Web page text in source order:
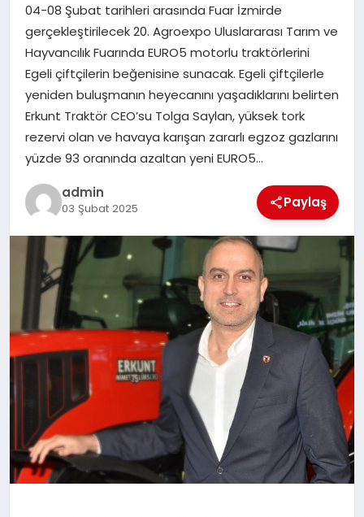
EKONOMI
SAĞLIK
DÜNYA
EĞITIM
04-08 Şubat tarihleri arasında Fuar İzmirde
gerçekleştirilecek 20. Agroexpo Uluslararası Tarım ve
Hayvancılık Fuarında EURO5 motorlu traktörlerini
Egeli çiftçilerin beğenisine sunacak. Egeli çiftçilerle
yeniden buluşmanın heyecanını yaşadıklarını belirten
Erkunt Traktör CEO’su Tolga Saylan, yüksek tork
rezervi olan ve havaya karışan zararlı egzoz gazlarını
yüzde 93 oranında azaltan yeni EURO5…
admin
03 Şubat 2025 Paylaş